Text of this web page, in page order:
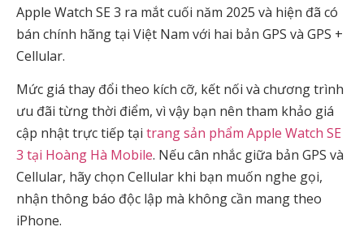
Apple Watch SE 3 ra mắt cuối năm 2025 và hiện đã có
bán chính hãng tại Việt Nam với hai bản GPS và GPS +
Cellular.
Mức giá thay đổi theo kích cỡ, kết nối và chương trình
ưu đãi từng thời điểm, vì vậy bạn nên tham khảo giá
cập nhật trực tiếp tại trang sản phẩm Apple Watch SE
3 tại Hoàng Hà Mobile. Nếu cân nhắc giữa bản GPS và
Cellular, hãy chọn Cellular khi bạn muốn nghe gọi,
nhận thông báo độc lập mà không cần mang theo
iPhone.